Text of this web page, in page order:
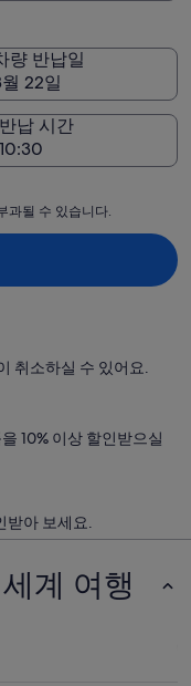
량 반납일
22일
반납 시간
과될 수 있습니다.
취소하실 수 있어요.
10% 이상 할인받으실
받아 보세요.
계 여행